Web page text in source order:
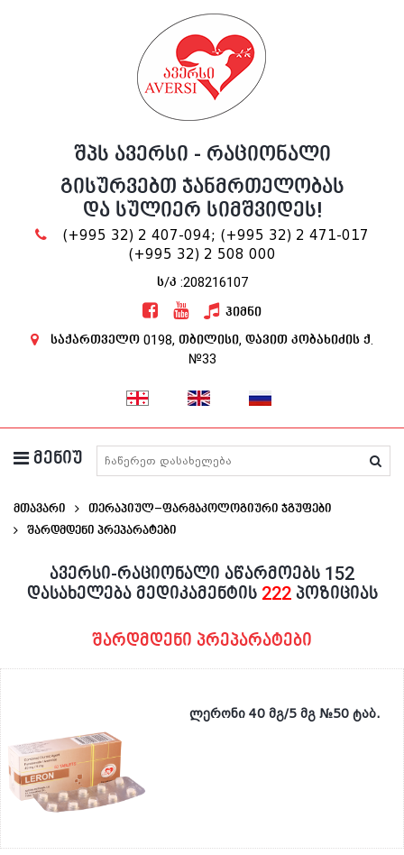
შპს ავერსი - რაციონალი
გისურვებთ ჯანმრთელობას
და სულიერ სიმშვიდეს!
(+995 32) 2 407-094; (+995 32) 2 471-017
(+995 32) 2 508 000
ს/კ :208216107
ჰიმნი
საქართველო 0198, თბილისი, დავით კობახიძის ქ.
№33
მენიუ მედიკამენტების ძიება
მთავარი
თერაპიულ–ფარმაკოლოგიური ჯგუფები
Შარდმდენი Პრეპარატები
ავერსი-რაციონალი აწარმოებს 152
დასახელება მედიკამენტის 222 პოზიციას
შარდმდენი პრეპარატები
ლერონი 40 მგ/5 მგ №50 ტაბ.